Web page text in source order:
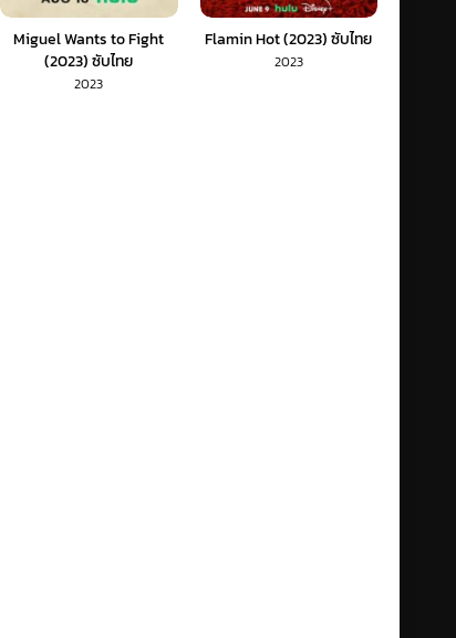
Miguel Wants to Fight
(2023) ซับไทย
2023
Flamin Hot (2023) ซับไทย
2023